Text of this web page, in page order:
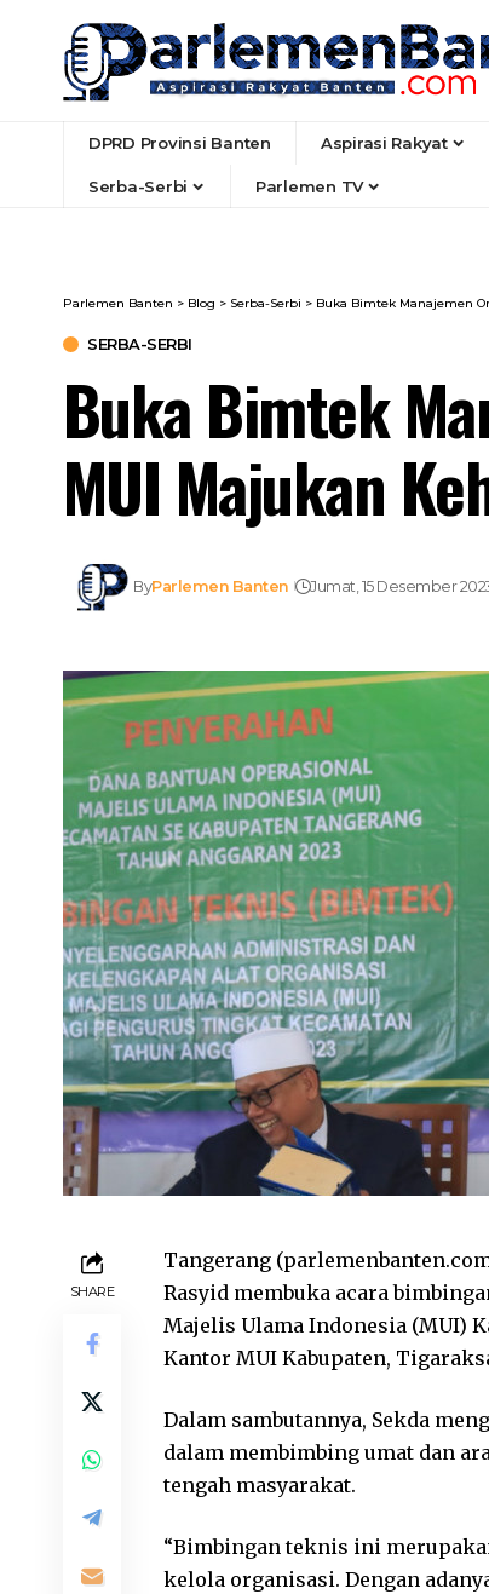
DPRD Provinsi Banten Aspirasi Rakyat
Serba-Serbi Parlemen TV
Parlemen Banten > Blog > Serba-Serbi > Buka Bimtek Manajemen
SERBA-SERBI
Buka Bimtek
MUI Majukan
ByParlemen Banten Jumat, 15 Desember
SHARE
Tangerang
Rasyid membuka acara
Majelis Ulama Indonesia (MUI)
Kantor MUI Kabupaten, Tigaraksa,
Dalam sambutannya, Sekda
dalam membimbing umat dan
tengah masyarakat.
“Bimbingan teknis ini
kelola organisasi. Dengan